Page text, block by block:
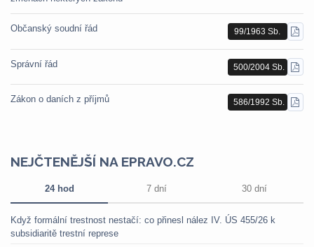
Občanský soudní řád 99/1963 Sb.
PDF
Správní řád 500/2004 Sb.
PDF
Zákon o daních z příjmů 586/1992 Sb.
PDF
NEJČTENĚJŠÍ NA EPRAVO.CZ
24 hod 7 dní 30 dní
Když formální trestnost nestačí: co přinesl nález IV. ÚS 455/26 k
subsidiaritě trestní represe